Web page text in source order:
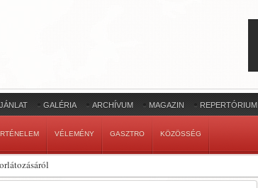
GALÉRIA ARCHÍVUM MAGAZIN REPERTÓRIUM
VÉLEMÉNY GASZTRO KÖZÖSSÉG